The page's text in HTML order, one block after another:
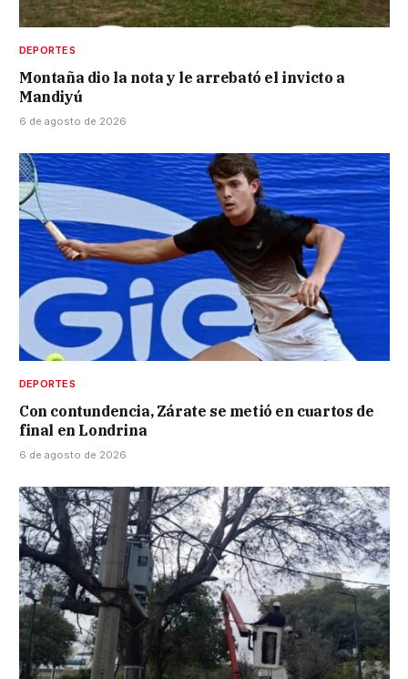
DEPORTES
Montaña dio la nota y le arrebató el invicto a
Mandiyú
6 de agosto de 2026
DEPORTES
Con contundencia, Zárate se metió en cuartos de
final en Londrina
6 de agosto de 2026